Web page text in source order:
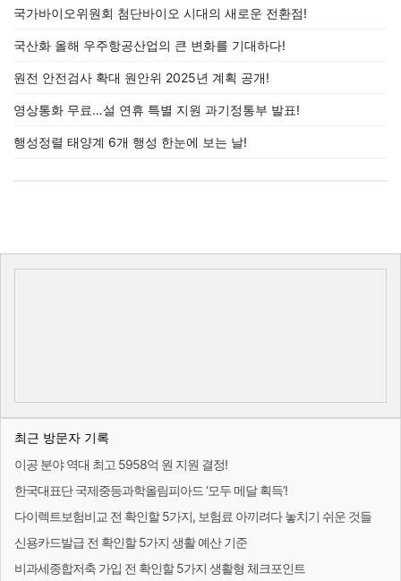
국가바이오위원회 첨단바이오 시대의 새로운 전환점!
국산화 올해 우주항공산업의 큰 변화를 기대하다!
원전 안전검사 확대 원안위 2025년 계획 공개!
영상통화 무료…설 연휴 특별 지원 과기정통부 발표!
행성정렬 태양계 6개 행성 한눈에 보는 날!
최근 방문자 기록
이공 분야 역대 최고 5958억 원 지원 결정!
한국대표단 국제중등과학올림피아드 ‘모두 메달 획득’!
다이렉트보험비교 전 확인할 5가지, 보험료 아끼려다 놓치기 쉬운 것들
신용카드발급 전 확인할 5가지 생활 예산 기준
비과세종합저축 가입 전 확인할 5가지 생활형 체크포인트